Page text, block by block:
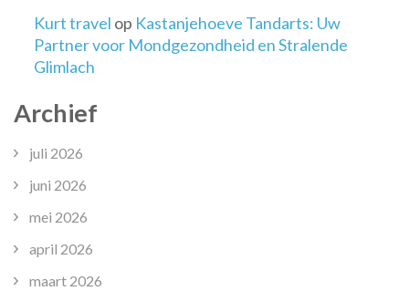
Kurt travel op Kastanjehoeve Tandarts: Uw
Partner voor Mondgezondheid en Stralende
Glimlach
Archief
juli 2026
juni 2026
mei 2026
april 2026
maart 2026